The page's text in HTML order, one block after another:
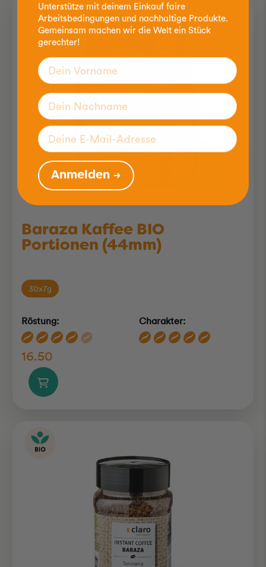
Baraza Kaffee BIO
Portionen (44mm)
30x7g
Röstung: Charakter:
16.50
Unterstütze mit deinem Einkauf faire
Arbeitsbedingungen und nachhaltige Produkte.
Gemeinsam machen wir die Welt ein Stück
gerechter!
Anmelden →